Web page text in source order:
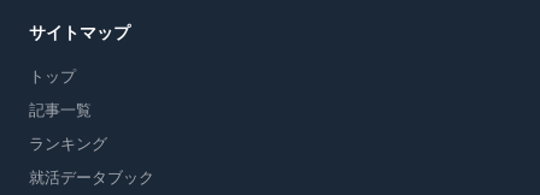
サイトマップ
トップ
記事一覧
ランキング
就活データブック